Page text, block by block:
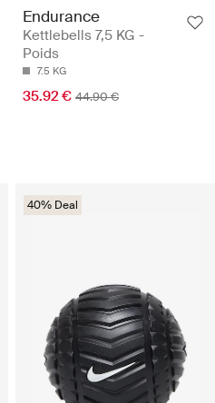
Endurance
Kettlebells 7,5 KG -
Poids
7.5 KG
35.92 € 44.90 €
40% Deal